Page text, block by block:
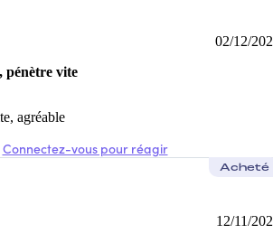
02/12/
pénètre vite
agréable
Connectez-vous pour réagir
Acheté
12/11/